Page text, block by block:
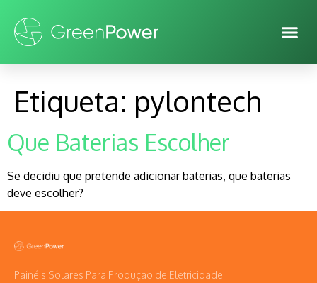
Etiqueta: pylontech
Que Baterias Escolher
Se decidiu que pretende adicionar baterias, que baterias
deve escolher?
Painéis Solares Para Produção de Eletricidade.